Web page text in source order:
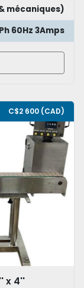
mécaniques)
60Hz 3Amps
C$2 600 (CAD)
x 4''